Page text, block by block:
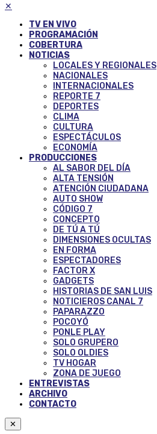
✕
TV EN VIVO
PROGRAMACIÓN
COBERTURA
NOTICIAS
LOCALES Y REGIONALES
NACIONALES
INTERNACIONALES
REPORTE 7
DEPORTES
CLIMA
CULTURA
ESPECTÁCULOS
ECONOMÍA
PRODUCCIONES
AL SABOR DEL DÍA
ALTA TENSIÓN
ATENCIÓN CIUDADANA
AUTO SHOW
CÓDIGO 7
CONCEPTO
DE TÚ A TÚ
DIMENSIONES OCULTAS
EN FORMA
ESPECTADORES
FACTOR X
GADGETS
HISTORIAS DE SAN LUIS
NOTICIEROS CANAL 7
PAPARAZZO
POCOYÓ
PONLE PLAY
SOLO GRUPERO
SOLO OLDIES
TV HOGAR
ZONA DE JUEGO
ENTREVISTAS
ARCHIVO
CONTACTO
✕